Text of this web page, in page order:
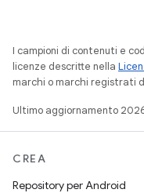
I campioni di contenuti e
licenze descritte nella
marchi o marchi registrati
Ultimo aggiornamento
CREA
Repository per Android